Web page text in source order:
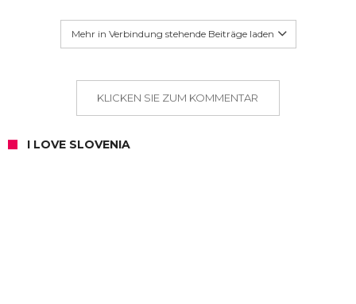
Mehr in Verbindung stehende Beiträge laden
KLICKEN SIE ZUM KOMMENTAR
I LOVE SLOVENIA